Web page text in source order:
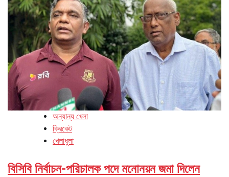
অন্যান্য খেলা
ক্রিকেট
খেলাধুলা
বিসিবি নির্বাচন-পরিচালক পদে মনোনয়ন জমা দিলেন